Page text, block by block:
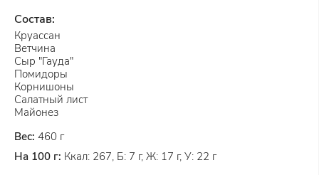
Состав:
Круассан
Ветчина
Сыр "Гауда"
Помидоры
Корнишоны
Салатный лист
Майонез
Вес: 460 г
На 100 г: Ккал: 267, Б: 7 г, Ж: 17 г, У: 22 г